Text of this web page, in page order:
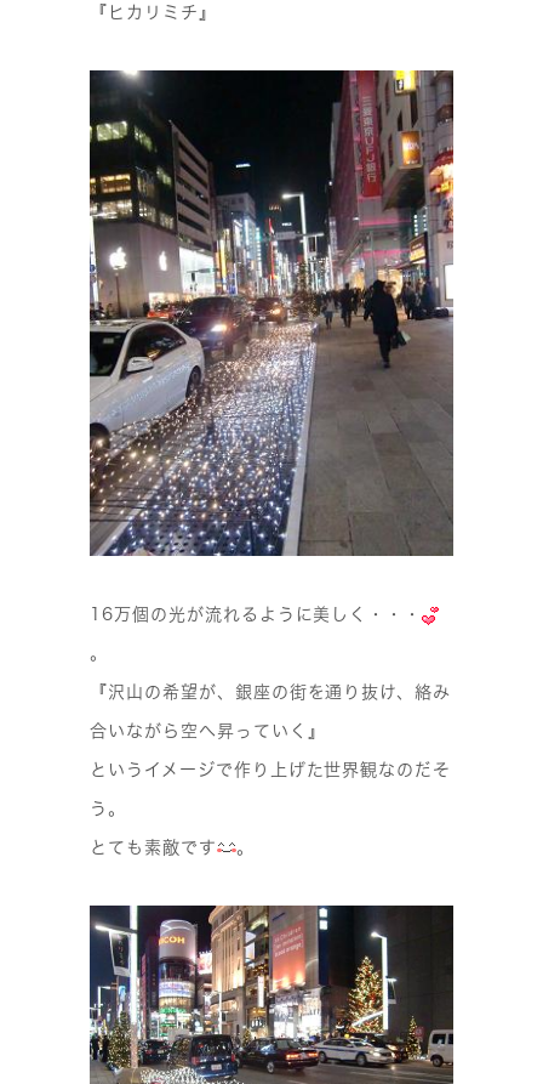
『ヒカリミチ』
16万個の光が流れるように美しく・・・
。
『沢山の希望が、銀座の街を通り抜け、絡み
合いながら空へ昇っていく』
というイメージで作り上げた世界観なのだそ
う。
とても素敵です 。